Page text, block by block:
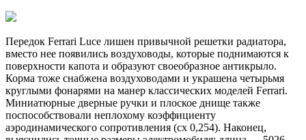
Передок Ferrari Luce лишен привычной решетки радиатора,
вместо нее появились воздуховоды, которые поднимаются к
поверхности капота и образуют своеобразное антикрыло.
Корма тоже снабжена воздуховодами и украшена четырьмя
круглыми фонарями на манер классических моделей Ferrari.
Миниатюрные дверные ручки и плоское днище также
поспособствовали неплохому коэффициенту
аэродинамического сопротивления (сх 0,254). Наконец,